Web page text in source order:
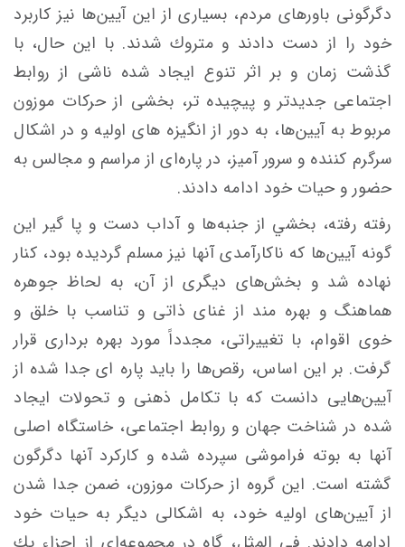
دگرگونی‌ باورهای مردم، بسياری از اين آيين‌ها نيز كاربرد
خود را از دست دادند‌ و متروك شدند. با این حال، با
گذشت زمان و بر اثر تنوع ايجاد شده‌ ناشی از روابط
اجتماعی جديدتر و پيچيده ‌تر، بخشی از حركات موزون
مربوط به آيين‌ها، به دور از انگيزه ‌های اوليه و در اشكال‌
سرگرم‌‌‌ كننده و سرور آميز، در پاره‌ای از مراسم‌ و مجالس به
حضور و حيات خود ادامه دادند.
رفته رفته، بخشي از جنبه‌ها و آداب دست ‌و پا گير اين
گونه‌ آيين‌ها كه ناكارآمدی آنها نيز مسلم گرديده بود، كنار
نهاده شد و بخش‌های ديگری از آن، به لحاظ جوهره‌
هماهنگ و بهره مند از غنای ذاتی و تناسب‌ با خلق‌ و
خوی اقوام، با تغييراتی، مجدداً مورد بهره‌ برداری قرار
گرفت. بر اين اساس، رقص‌ها را ‌بايد پاره‌ ای جدا شده از
آيين‌هایی دانست كه با تكامل‌ ذهنی و تحولات ايجاد
شده در شناخت جهان و روابط اجتماعی، خاستگاه اصلی
آنها به بوته‌ فراموشی سپرده شده و كاركرد آنها دگرگون
گشته است. اين گروه از حركات موزون، ضمن جدا شدن
از آيين‌های اوليه خود، به اشكالی‌ ديگر به حيات خود